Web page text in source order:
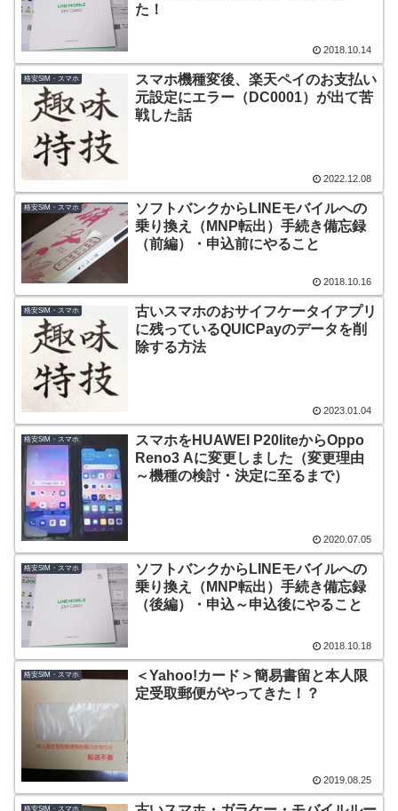
た！
2018.10.14
格安SIM・スマホ
スマホ機種変後、楽天ペイのお支払い
元設定にエラー（DC0001）が出て苦
戦した話
2022.12.08
格安SIM・スマホ
ソフトバンクからLINEモバイルへの
乗り換え（MNP転出）手続き備忘録
（前編）・申込前にやること
2018.10.16
格安SIM・スマホ
古いスマホのおサイフケータイアプリ
に残っているQUICPayのデータを削
除する方法
2023.01.04
格安SIM・スマホ
スマホをHUAWEI P20liteからOppo
Reno3 Aに変更しました（変更理由
～機種の検討・決定に至るまで）
2020.07.05
格安SIM・スマホ
ソフトバンクからLINEモバイルへの
乗り換え（MNP転出）手続き備忘録
（後編）・申込～申込後にやること
2018.10.18
格安SIM・スマホ
＜Yahoo!カード＞簡易書留と本人限
定受取郵便がやってきた！？
2019.08.25
格安SIM・スマホ